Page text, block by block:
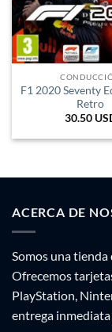
F1 2020 Seventy
Retro
30.50
ACERCA DE
Somos una tienda
Ofrecemos
PlayStation,
entrega